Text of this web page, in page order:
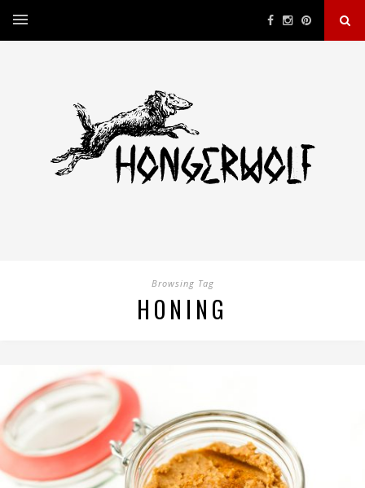
Browsing Tag
HONING